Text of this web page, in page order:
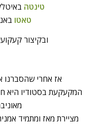
טינטה
טאטו
ובקיצור
אז אחרי שהסברנו
המקעקעת בסטודיו היא
מציירת מאז ומתמיד